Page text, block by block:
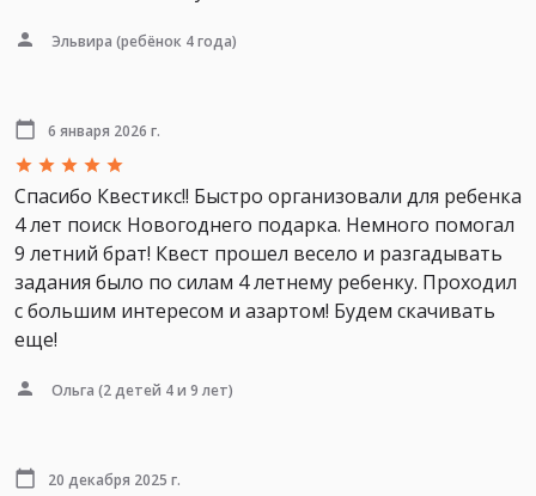
Эльвира (ребёнок 4 года)
6 января 2026 г.
Спасибо Квестикс!! Быстро организовали для ребенка
4 лет поиск Новогоднего подарка. Немного помогал
9 летний брат! Квест прошел весело и разгадывать
задания было по силам 4 летнему ребенку. Проходил
с большим интересом и азартом! Будем скачивать
еще!
Ольга (2 детей 4 и 9 лет)
20 декабря 2025 г.